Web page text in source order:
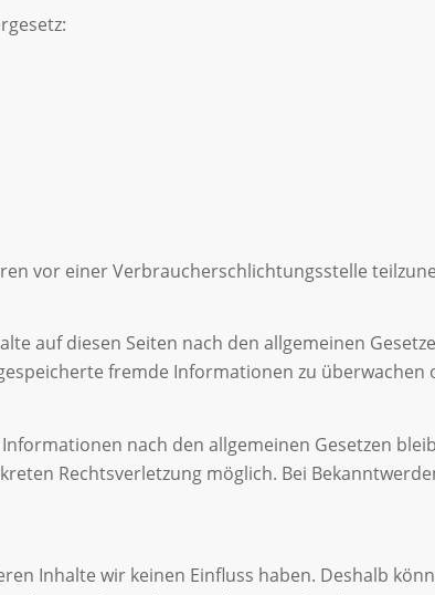
vor einer Verbraucherschlichtungsstelle
auf diesen Seiten nach den allgemeinen
fremde Informationen zu überwachen
nach den allgemeinen Gesetzen
Rechtsverletzung möglich. Bei
Inhalte wir keinen Einfluss haben. Deshalb